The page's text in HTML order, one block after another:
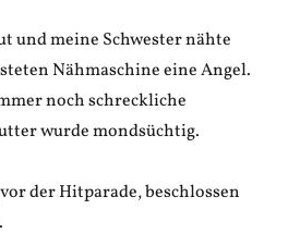
und meine Schwester nähte
Nähmaschine eine Angel.
noch schreckliche
wurde mondsüchtig.
der Hitparade, beschlossen